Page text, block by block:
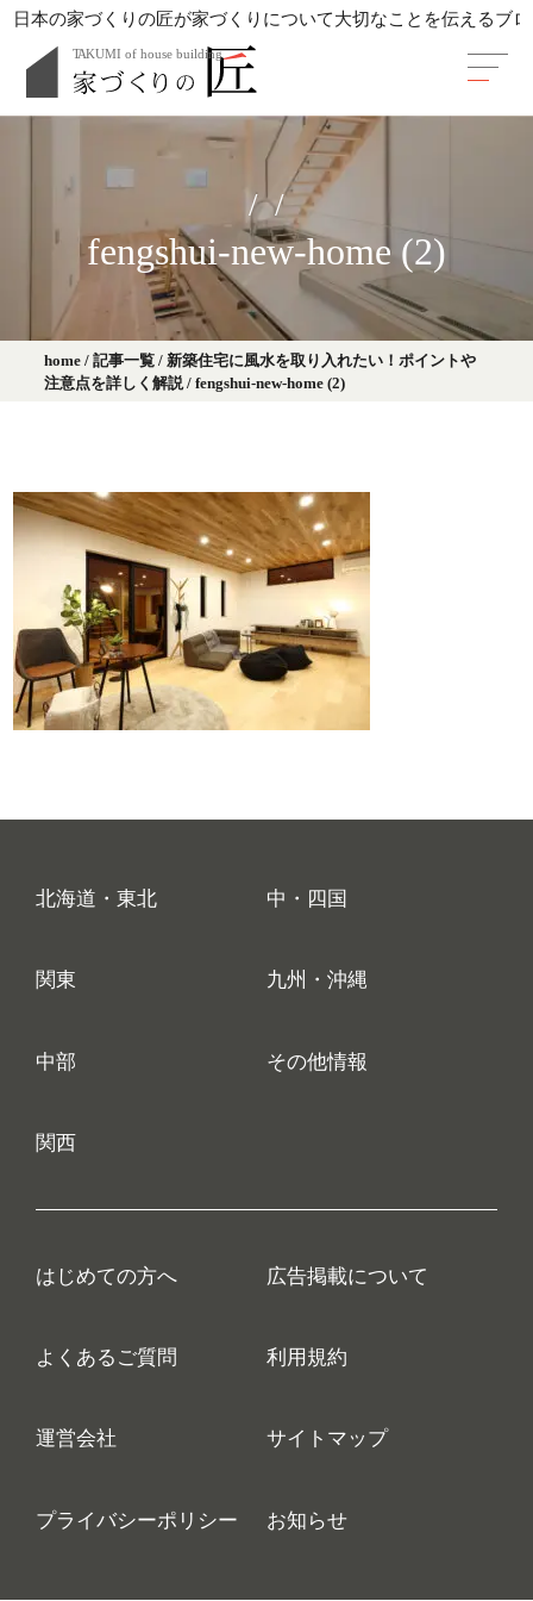
日本の家づくりの匠が家づくりについて大切なことを伝えるブ
fengshui-new-home (2)
home/ 記事一覧/ 新築住宅に風水を取り入れたい！ポイントや
注意点を詳しく解説/ fengshui-new-home (2)
北海道・東北 中・四国
関東 九州・沖縄
中部 その他情報
関西
はじめての方へ 広告掲載について
よくあるご質問 利用規約
運営会社 サイトマップ
プライバシーポリシー お知らせ